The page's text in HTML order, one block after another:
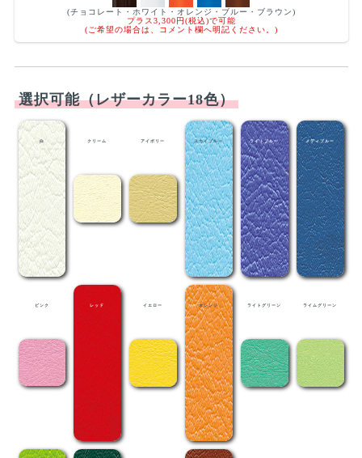
(チョコレート・ホワイト・オレンジ・ブルー・ブラウン)
プラス3,300円(税込)で可能
(ご希望の場合は、コメント欄へ明記ください。)
選択可能（レザーカラー18色）
白 クリーム アイボリー スカイブルー ライトブルー メディブルー
ピンク レッド イエロー オレンジ ライトグリーン ライムグリーン